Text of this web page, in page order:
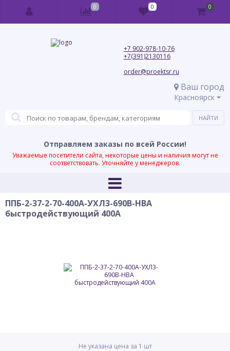
+7 902-978-10-76
+7(391)2130116
order@proektsr.ru
Ваш город
Красноярск
Отправляем заказы по всей России!
Уважаемые посетители сайта, некоторые цены и наличия могут не
соответствовать. Уточняйте у менеджеров.
ППБ-2-37-2-70-400А-УХЛ3-690В-НВА
быстродействующий 400А
Не указана цена за 1 шт
0 0 0